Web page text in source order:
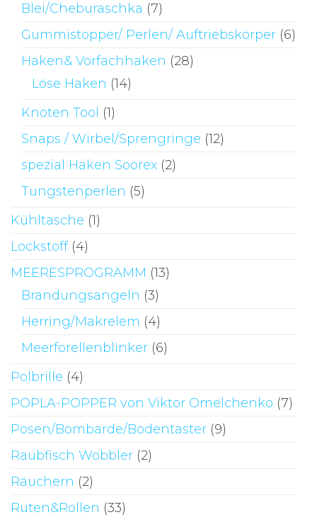
Blei/Cheburaschka (7)
Gummistopper/ Perlen/ Auftriebskörper (6)
Haken& Vorfachhaken (28)
Löse Haken (14)
Knoten Tool (1)
Snaps / Wirbel/Sprengringe (12)
spezial Haken Soorex (2)
Tungstenperlen (5)
Kühltasche (1)
Lockstoff (4)
MEERESPROGRAMM (13)
Brandungsangeln (3)
Herring/Makrelem (4)
Meerforellenblinker (6)
Polbrille (4)
POPLA-POPPER von Viktor Omelchenko (7)
Posen/Bombarde/Bodentaster (9)
Raubfisch Wobbler (2)
Räuchern (2)
Ruten&Rollen (33)